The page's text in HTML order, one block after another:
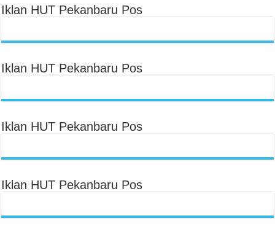
Iklan HUT Pekanbaru Pos
Iklan HUT Pekanbaru Pos
Iklan HUT Pekanbaru Pos
Iklan HUT Pekanbaru Pos